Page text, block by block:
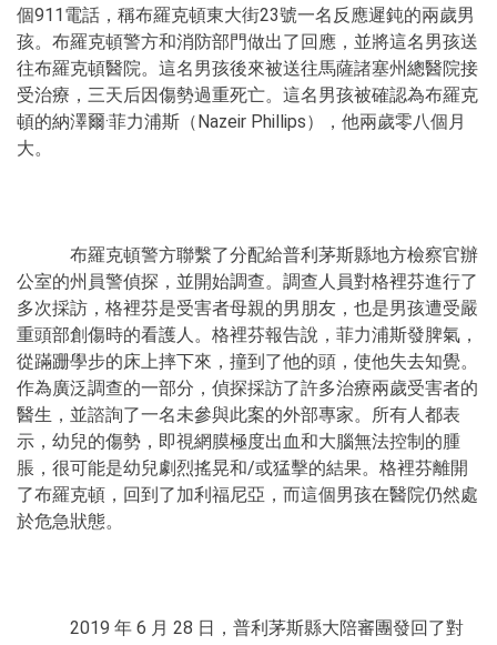
個911電話，稱布羅克頓東大街23號一名反應遲鈍的兩歲男
孩。布羅克頓警方和消防部門做出了回應，並將這名男孩送
往布羅克頓醫院。這名男孩後來被送往馬薩諸塞州總醫院接
受治療，三天后因傷勢過重死亡。這名男孩被確認為布羅克
頓的納澤爾·菲力浦斯（Nazeir Phillips），他兩歲零八個月
大。
布羅克頓警方聯繫了分配給普利茅斯縣地方檢察官辦
公室的州員警偵探，並開始調查。調查人員對格裡芬進行了
多次採訪，格裡芬是受害者母親的男朋友，也是男孩遭受嚴
重頭部創傷時的看護人。格裡芬報告說，菲力浦斯發脾氣，
從蹣跚學步的床上摔下來，撞到了他的頭，使他失去知覺。
作為廣泛調查的一部分，偵探採訪了許多治療兩歲受害者的
醫生，並諮詢了一名未參與此案的外部專家。所有人都表
示，幼兒的傷勢，即視網膜極度出血和大腦無法控制的腫
脹，很可能是幼兒劇烈搖晃和/或猛擊的結果。格裡芬離開
了布羅克頓，回到了加利福尼亞，而這個男孩在醫院仍然處
於危急狀態。
2019 年 6 月 28 日，普利茅斯縣大陪審團發回了對